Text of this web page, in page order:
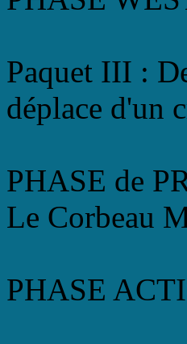
Paquet III :
déplace d'un
PHASE de
Le Corbeau
PHASE